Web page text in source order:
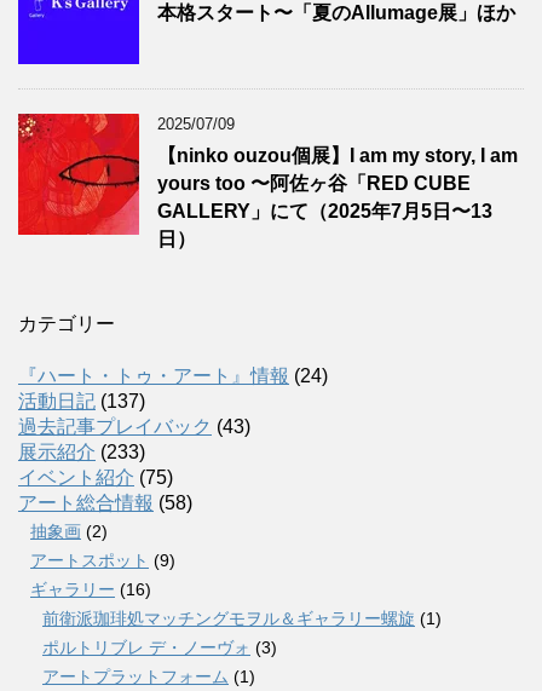
本格スタート〜「夏のAllumage展」ほか
2025/07/09
【ninko ouzou個展】I am my story, I am
yours too 〜阿佐ヶ谷「RED CUBE
GALLERY」にて（2025年7月5日〜13
日）
カテゴリー
『ハート・トゥ・アート』情報 (24)
活動日記 (137)
過去記事プレイバック (43)
展示紹介 (233)
イベント紹介 (75)
アート総合情報 (58)
抽象画 (2)
アートスポット (9)
ギャラリー (16)
前衛派珈琲処マッチングモヲル＆ギャラリー螺旋 (1)
ポルトリブレ デ・ノーヴォ (3)
アートプラットフォーム (1)